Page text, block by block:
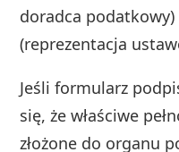
doradca podatkowy)
(reprezentacja
Jeśli formularz
się, że właściwe
złożone do organu